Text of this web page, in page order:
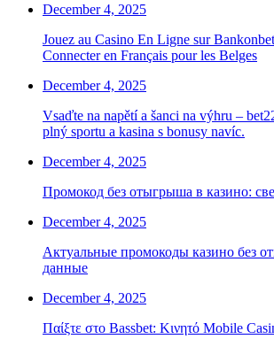
December 4, 2025
Jouez au Casino En Ligne sur
Connecter en Français pour les Belges
December 4, 2025
Vsaďte na napětí a šanci na výhru –
plný sportu a kasina s bonusy navíc.
December 4, 2025
Промокод без отыгрыша в казино:
December 4, 2025
Актуальные промокоды казино без
данные
December 4, 2025
Παίξτε στο Bassbet: Κινητό Mobile